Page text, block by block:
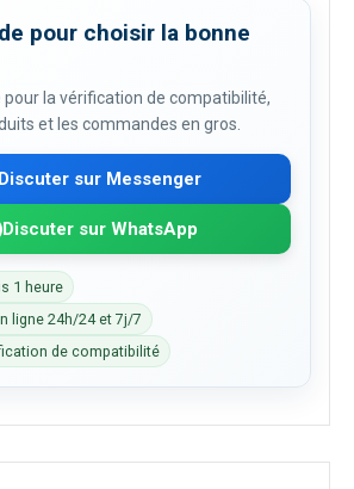
pour choisir la bonne
pour la vérification de compatibilité,
et les commandes en gros.
Discuter sur Messenger
Discuter sur WhatsApp
1 heure
ligne 24h/24 et 7j/7
de compatibilité